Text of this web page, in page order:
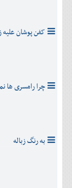
کفن پوشان عليه
چرا رامسری ها
به رنگ زباله